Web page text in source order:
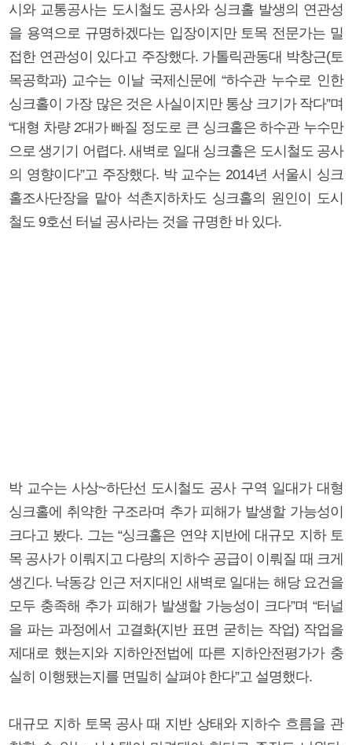
시와 교통공사는 도시철도 공사와 싱크홀 발생의 연관성
을 용역으로 규명하겠다는 입장이지만 토목 전문가는 밀
접한 연관성이 있다고 주장했다. 가톨릭관동대 박창근(토
목공학과) 교수는 이날 국제신문에 “하수관 누수로 인한
싱크홀이 가장 많은 것은 사실이지만 통상 크기가 작다”며
“대형 차량 2대가 빠질 정도로 큰 싱크홀은 하수관 누수만
으로 생기기 어렵다. 새벽로 일대 싱크홀은 도시철도 공사
의 영향이다”고 주장했다. 박 교수는 2014년 서울시 싱크
홀조사단장을 맡아 석촌지하차도 싱크홀의 원인이 도시
철도 9호선 터널 공사라는 것을 규명한 바 있다.
박 교수는 사상~하단선 도시철도 공사 구역 일대가 대형
싱크홀에 취약한 구조라며 추가 피해가 발생할 가능성이
크다고 봤다. 그는 “싱크홀은 연약 지반에 대규모 지하 토
목 공사가 이뤄지고 다량의 지하수 공급이 이뤄질 때 크게
생긴다. 낙동강 인근 저지대인 새벽로 일대는 해당 요건을
모두 충족해 추가 피해가 발생할 가능성이 크다”며 “터널
을 파는 과정에서 고결화(지반 표면 굳히는 작업) 작업을
제대로 했는지와 지하안전법에 따른 지하안전평가가 충
실히 이행됐는지를 면밀히 살펴야 한다”고 설명했다.
대규모 지하 토목 공사 때 지반 상태와 지하수 흐름을 관